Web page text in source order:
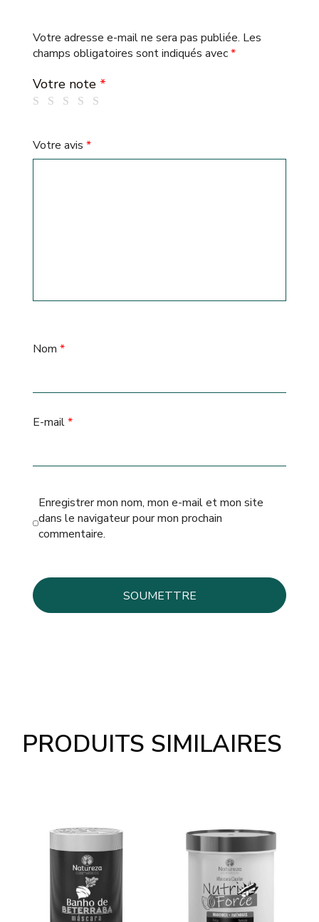
Votre adresse e-mail ne sera pas publiée. Les
champs obligatoires sont indiqués avec*
Votre note *
Votre avis *
Nom *
E-mail*
Enregistrer mon nom, mon e-mail et mon site
dans le navigateur pour mon prochain
commentaire.
PRODUITS SIMILAIRES